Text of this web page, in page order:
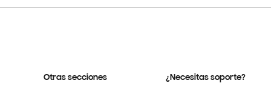
Otras secciones ¿Necesitas soporte?